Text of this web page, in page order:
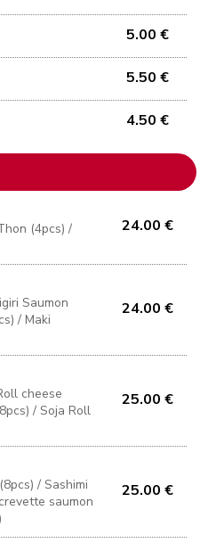
5.00 €
5.50 €
4.50 €
(4pcs) /
24.00 €
Saumon
/ Maki
24.00 €
cheese
/ Soja Roll
25.00 €
/ Sashimi
saumon
25.00 €